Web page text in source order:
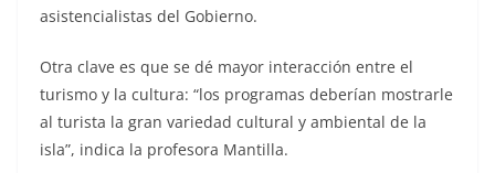
asistencialistas del Gobierno.
Otra clave es que se dé mayor interacción entre el
turismo y la cultura: “los programas deberían mostrarle
al turista la gran variedad cultural y ambiental de la
isla”, indica la profesora Mantilla.